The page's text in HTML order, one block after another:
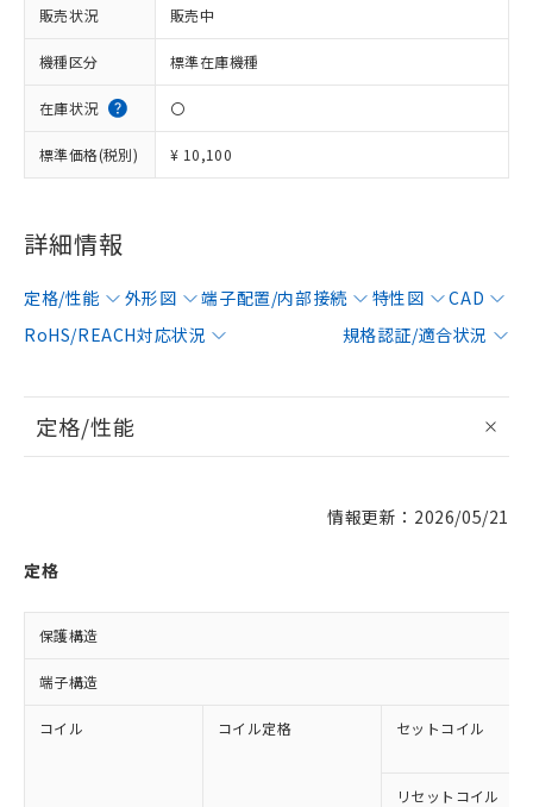
販売状況 販売中
機種区分 標準在庫機種
在庫状況 〇
標準価格(税別) ¥ 10,100
詳細情報
定格/性能 外形図 端子配置/内部接続 特性図
CAD
RoHS/REACH対応状況
規格認証/適合状況
定格/性能
情報更新：2026/05/21
定格
保護構造
端子構造
コイル コイル定格 セットコイル
リセットコイル